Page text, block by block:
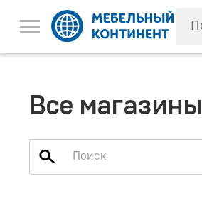
Все магазины